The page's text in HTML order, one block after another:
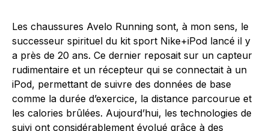
Les chaussures Avelo Running sont, à mon sens, le
successeur spirituel du kit sport Nike+iPod lancé il y
a près de 20 ans. Ce dernier reposait sur un capteur
rudimentaire et un récepteur qui se connectait à un
iPod, permettant de suivre des données de base
comme la durée d’exercice, la distance parcourue et
les calories brûlées. Aujourd’hui, les technologies de
suivi ont considérablement évolué grâce à des